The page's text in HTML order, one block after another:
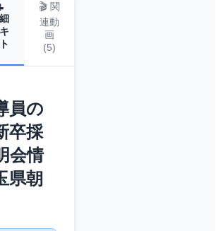
🎬 関
連動
画
(5)
員の
卒採
会情
県朝